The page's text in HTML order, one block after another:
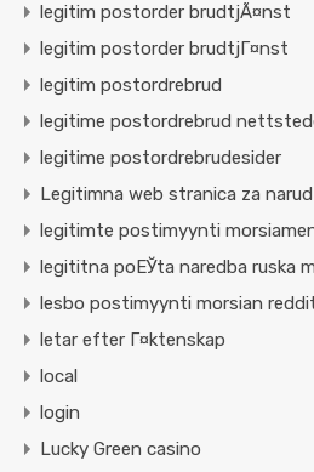
legitim postorder brudtjÃ¤nst
legitim postorder brudtjГ¤nst
legitim postordrebrud
legitime postordrebrud
legitime postordrebrudesider
Legitimna web stranica za
legitimte postimyynti
legititna poЕЎta naredba ruska
lesbo postimyynti morsian
letar efter Г¤ktenskap
local
login
Lucky Green casino